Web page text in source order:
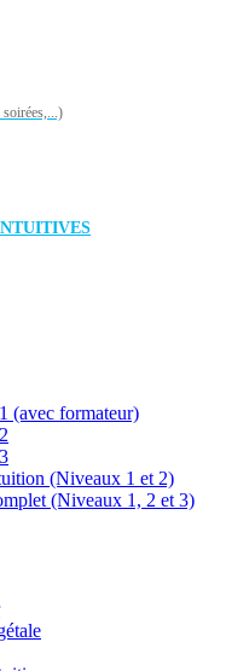
(avec formateur)
(Niveaux 1 et 2)
(Niveaux 1, 2 et 3)